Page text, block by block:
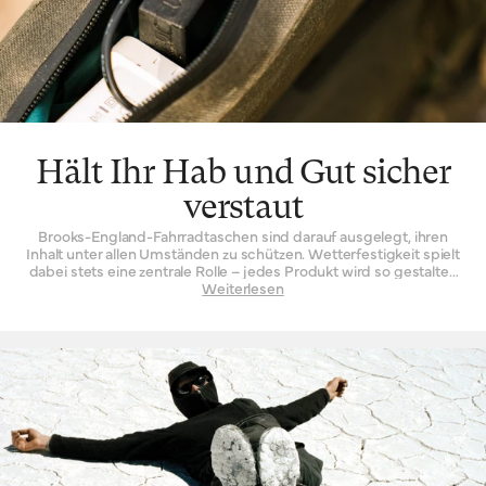
Hält Ihr Hab und Gut sicher
verstaut
Brooks-England-Fahrradtaschen sind darauf ausgelegt, ihren
Inhalt unter allen Umständen zu schützen. Wetterfestigkeit spielt
dabei stets eine zentrale Rolle – jedes Produkt wird so gestaltet,
dass es den Elementen, denen es wahrscheinlich begegnet,
aus synthetischen Materialien verschweißte Nähte für einen
vollständig wasserdichten „Dry Bag“-Effekt aufweisen. Auch
Sicherheit ist von großer Bedeutung. Denn nichts ist
frustrierender, als in einem einzigen, voluminösen Fach nach
dem einen gesuchten Gegenstand zu wühlen. Getrennte Fächer,
etwa für Laptops in unseren Pendlertaschen oder eine Notfall-
Kreditkarte in unserer Tourenreihe, spiegeln diese kleine, aber
wichtige Überlegung wider: Es ist praktisch, für unterschiedliche
Weiterlesen